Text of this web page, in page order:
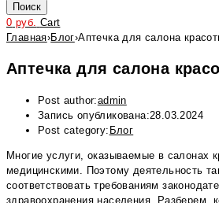
Поиск
0 руб. Cart
Главная›Блог›Аптечка для салона
Аптечка для салона
Post author:admin
Запись опубликована:28.03.2024
Post category: Блог
Многие услуги, оказываемые в салонах
медицинскими. Поэтому деятельность
соответствовать требованиям
здравоохранения населения. Разберем,